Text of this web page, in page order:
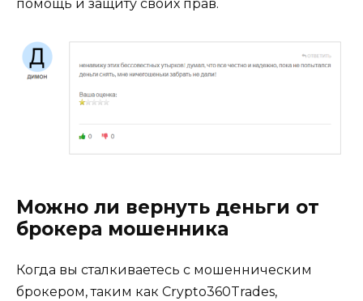
помощь и защиту своих прав.
Можно ли вернуть деньги от
брокера мошенника
Когда вы сталкиваетесь с мошенническим
брокером, таким как Crypto360Trades,